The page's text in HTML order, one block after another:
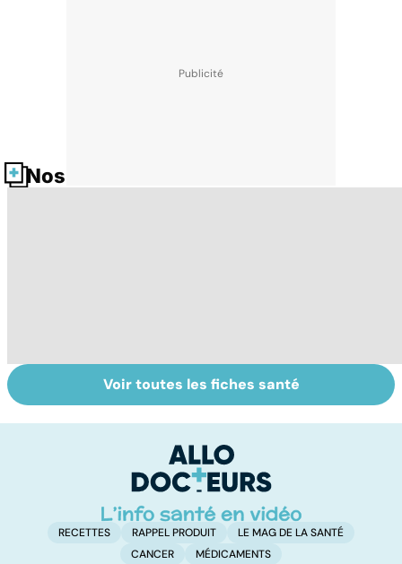
Nos fiches santé
Tout savoir sur
les infections
Inflammation des
amygdales : que
d'angine ?
Voir toutes les fiches santé
RECETTES RAPPEL PRODUIT
LE MAG DE LA SANTÉ
CANCER
MÉDICAMENTS